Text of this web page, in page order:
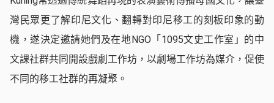
灣民眾更了解印尼文化、翻轉對印尼移工的刻板印象的動
機，遂決定邀請她們及在地NGO「1095文史工作室」的中
文課社群共同開設戲劇工作坊，以劇場工作坊為媒介，促使
不同的移工社群的再凝聚。